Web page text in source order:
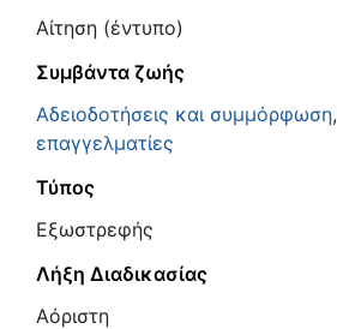
Αίτηση (έντυπο)
Συμβάντα ζωής
Αδειοδοτήσεις και συμμόρφωση,
επαγγελματίες
Τύπος
Εξωστρεφής
Λήξη Διαδικασίας
Αόριστη